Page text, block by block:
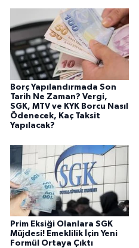
Borç Yapılandırmada Son
Tarih Ne Zaman? Vergi,
SGK, MTV ve KYK Borcu Nasıl
Ödenecek, Kaç Taksit
Yapılacak?
Prim Eksiği Olanlara SGK
Müjdesi! Emeklilik İçin Yeni
Formül Ortaya Çıktı